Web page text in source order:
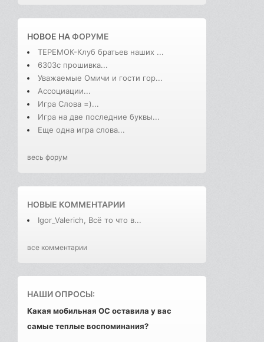
НОВОЕ НАФОРУМЕ
ТЕРЕМОК-Клуб братьев наших ...
6303с прошивка...
Уважаемые Омичи и гости гор...
Ассоциации...
Игра Слова =)...
Игра на две последние буквы...
Еще одна игра слова...
весь форум
НОВЫЕ КОММЕНТАРИИ
Igor_Valerich, Всё то что в...
все комментарии
НАШИ ОПРОСЫ:
Какая мобильная ОС оставила у вас
самые теплые воспоминания?